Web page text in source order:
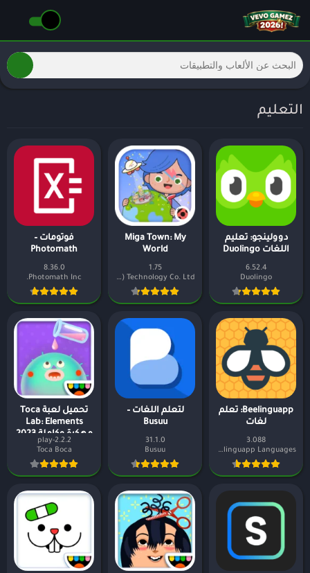
التعليم
دوولينجو: تعليم
اللغات Duolingo
6.52.4
Duolingo
Miga Town: My
World
1.75
XiHe Digital (GuangZhou) Technology Co. Ltd.
فوتومات –
Photomath
8.36.0
Photomath Inc.
Beelinguapp: تعلم
لغات
3.088
Beelinguapp Languages
لتعلُّم اللغات –
Busuu
31.1.0
Busuu
تحميل لعبة Toca
Lab: Elements
مهكرة وكاملة 2023
2.2.2-play
Toca Boca